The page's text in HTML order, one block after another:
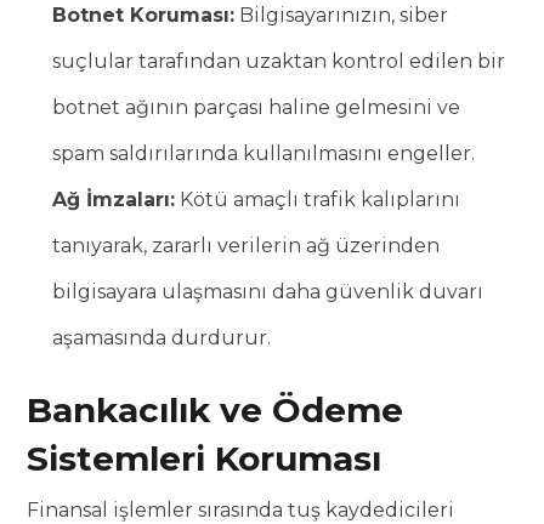
Botnet Koruması: Bilgisayarınızın, siber
suçlular tarafından uzaktan kontrol edilen bir
botnet ağının parçası haline gelmesini ve
spam saldırılarında kullanılmasını engeller.
Ağ İmzaları: Kötü amaçlı trafik kalıplarını
tanıyarak, zararlı verilerin ağ üzerinden
bilgisayara ulaşmasını daha güvenlik duvarı
aşamasında durdurur.
Bankacılık ve Ödeme
Sistemleri Koruması
Finansal işlemler sırasında tuş kaydedicileri